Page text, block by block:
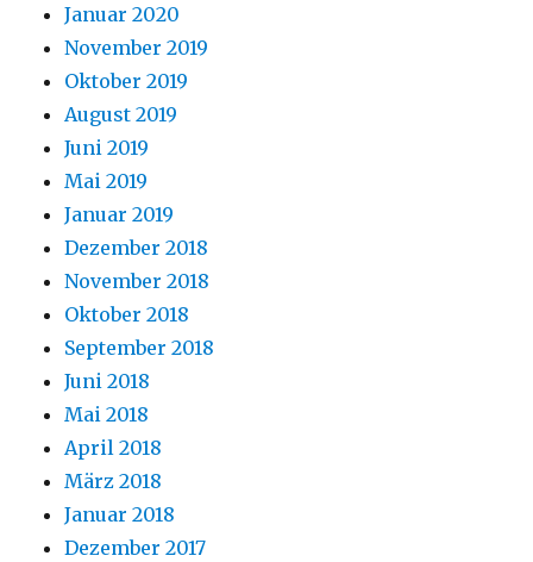
Januar 2020
November 2019
Oktober 2019
August 2019
Juni 2019
Mai 2019
Januar 2019
Dezember 2018
November 2018
Oktober 2018
September 2018
Juni 2018
Mai 2018
April 2018
März 2018
Januar 2018
Dezember 2017